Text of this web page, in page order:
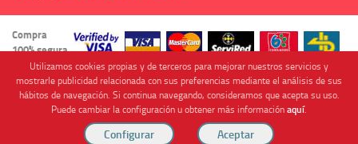
Compra
100% segura
Cofinanciado por
Utilizamos cookies propias y de terceros para mejorar nuestros servicios y
mostrarle publicidad relacionada con sus preferencias mediante el análisis de sus
hábitos de navegación. Si continua navegando, consideramos que acepta su uso.
Puede cambiar la configuración u obtener más informaciónaquí.